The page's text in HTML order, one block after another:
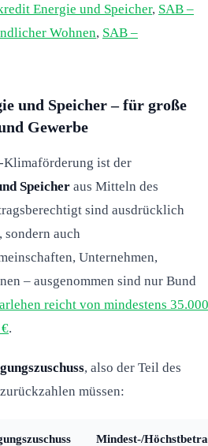
Energie und Speicher, SAB –
Wohnen, SAB –
und Speicher – für große
Gewerbe
Klimaförderung ist der
Speicher aus Mitteln des
sind ausdrücklich
auch
Unternehmen,
– ausgenommen sind nur Bund
reicht von mindestens 35.000
.
, also der Teil des
müssen:
Mindest-/